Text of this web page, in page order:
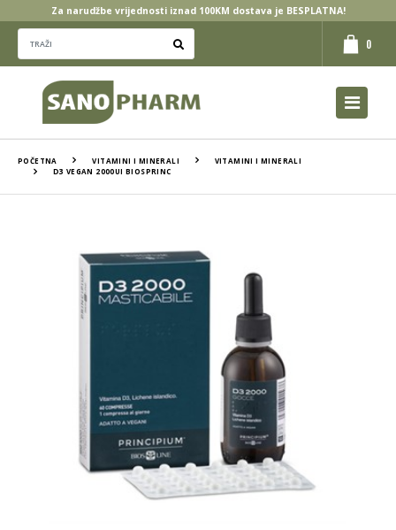
Za narudžbe vrijednosti iznad 100KM dostava je BESPLATNA!
0
POČETNA VITAMINI I MINERALI
VITAMINI I MINERALI
D3 VEGAN 2000UI BIOSPRINC